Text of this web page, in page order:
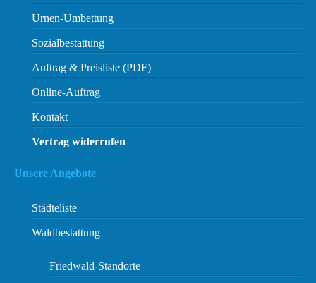
Urnen-Umbettung
Sozialbestattung
Auftrag & Preisliste (PDF)
Online-Auftrag
Kontakt
Vertrag widerrufen
Unsere Angebote
Städteliste
Waldbestattung
Friedwald-Standorte